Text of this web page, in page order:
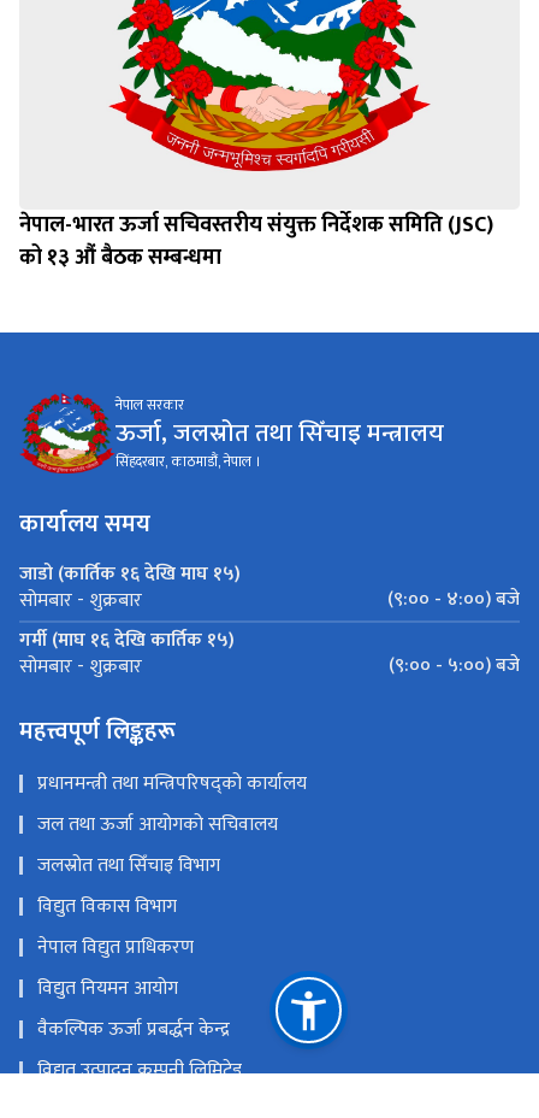
नेपाल-भारत ऊर्जा सचिवस्तरीय संयुक्त निर्देशक समिति (JSC)
को १३ औं बैठक सम्बन्धमा
नेपाल सरकार
ऊर्जा, जलस्रोत तथा सिँचाइ मन्त्रालय
सिंहदरबार, काठमाडौं, नेपाल ।
कार्यालय समय
जाडो (कार्तिक १६ देखि माघ १५)
सोमबार - शुक्रबार
(९:०० - ४:००) बजे
गर्मी (माघ १६ देखि कार्तिक १५)
सोमबार - शुक्रबार (९:०० - ५:००) बजे
महत्त्वपूर्ण लिङ्कहरू
प्रधानमन्त्री तथा मन्त्रिपरिषद्को कार्यालय
जल तथा ऊर्जा आयोगको सचिवालय
जलस्रोत तथा सिँचाइ विभाग
विद्युत विकास विभाग
नेपाल विद्युत प्राधिकरण
विद्युत नियमन आयोग
वैकल्पिक ऊर्जा प्रबर्द्धन केन्द्र
विद्युत उत्पादन कम्पनी लिमिटेड